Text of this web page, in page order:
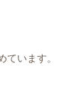
ています。